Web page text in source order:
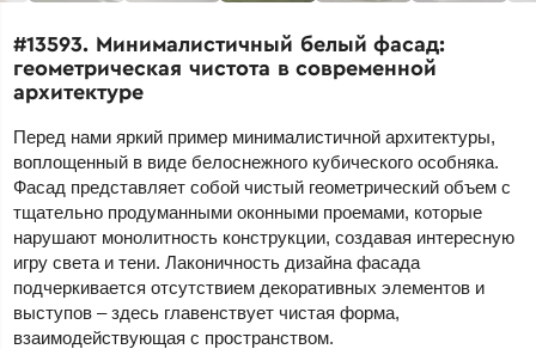
#13593. Минималистичный белый фасад:
геометрическая чистота в современной
архитектуре
Перед нами яркий пример минималистичной архитектуры,
воплощенный в виде белоснежного кубического особняка.
Фасад представляет собой чистый геометрический объем с
тщательно продуманными оконными проемами, которые
нарушают монолитность конструкции, создавая интересную
игру света и тени. Лаконичность дизайна фасада
подчеркивается отсутствием декоративных элементов и
выступов – здесь главенствует чистая форма,
взаимодействующая с пространством.